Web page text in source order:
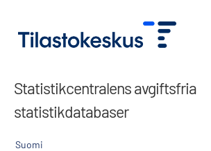
Statistikcentralens avgiftsfria
statistikdatabaser
Suomi